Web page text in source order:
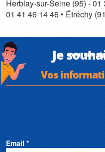
Herblay-sur-Seine (95) - 01
01 41 46 14 46 • Étréchy
Je pour une
Vos
Email *